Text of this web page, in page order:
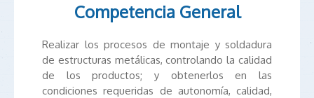
Competencia General
Realizar los procesos de montaje y soldadura
de estructuras metálicas, controlando la calidad
de los productos; y obtenerlos en las
condiciones requeridas de autonomía, calidad,